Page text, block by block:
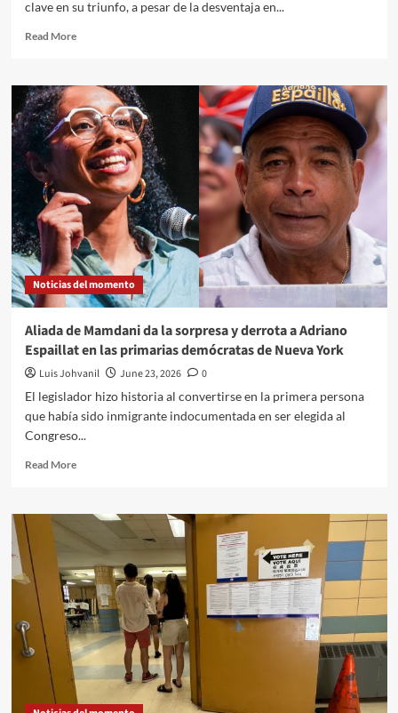
clave en su triunfo, a pesar de la desventaja en...
Read More
Noticias del momento
Aliada de Mamdani da la sorpresa y derrota a Adriano
Espaillat en las primarias demócratas de Nueva York
Luis Johvanil June 23, 2026
0
El legislador hizo historia al convertirse en la primera persona
que había sido inmigrante indocumentada en ser elegida al
Congreso...
Read More